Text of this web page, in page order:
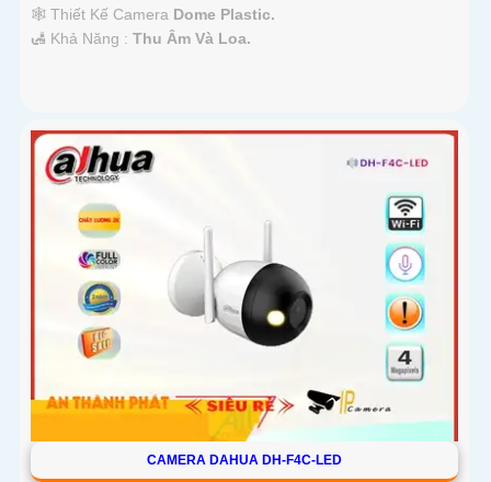
🕸️ Thiết Kế Camera Dome Plastic.
️🛃 Khả Năng : Thu Âm Và Loa.
CAMERA DAHUA DH-F4C-LED